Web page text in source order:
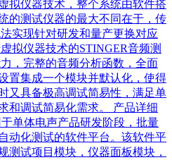
拟仪器技术，整个系统由软件搭
的测试仪器的最大不同在于，传
实现针对研发和量产更换对应
拟仪器技术的STINGER音频测
，完整的音频分析函数，全面
置集成一个模块并默认化，使得
又具备极高调试简易性，满足单
和调试简易化需求。 产品详细
单体电声产品研发阶段，批量
动化测试的软件平台。该软件平
测试项目模块，仪器面板模块，